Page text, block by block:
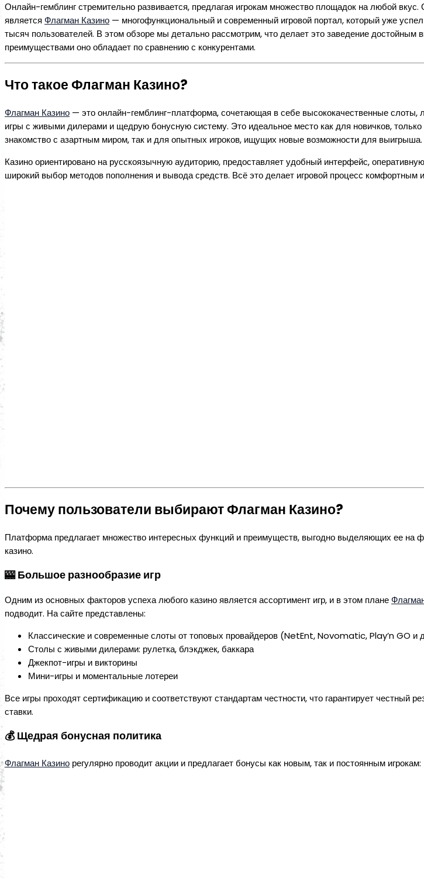
Онлайн-гемблинг стремительно развивается, предлагая игрокам множество площадок на любой вкус.
является Флагман Казино — многофункциональный и современный игровой портал, который уже успел
тысяч пользователей. В этом обзоре мы детально рассмотрим, что делает это заведение достойным
преимуществами оно обладает по сравнению с конкурентами.
Что такое Флагман Казино?
Флагман Казино — это онлайн-гемблинг-платформа, сочетающая в себе высококачественные слоты,
игры с живыми дилерами и щедрую бонусную систему. Это идеальное место как для новичков,
знакомство с азартным миром, так и для опытных игроков, ищущих новые возможности для выигрыша.
Казино ориентировано на русскоязычную аудиторию, предоставляет удобный интерфейс,
широкий выбор методов пополнения и вывода средств. Всё это делает игровой процесс комфортным
Почему пользователи выбирают Флагман Казино?
Платформа предлагает множество интересных функций и преимуществ, выгодно выделяющих ее на
казино.
🎰 Большое разнообразие игр
Одним из основных факторов успеха любого казино является ассортимент игр, и в этом плане
подводит. На сайте представлены:
Классические и современные слоты от топовых провайдеров (NetEnt, Novomatic, Play’n GO и
Столы с живыми дилерами: рулетка, блэкджек, баккара
Джекпот-игры и викторины
Мини-игры и моментальные лотереи
Все игры проходят сертификацию и соответствуют стандартам честности, что гарантирует честный
ставки.
💰 Щедрая бонусная политика
Флагман Казино регулярно проводит акции и предлагает бонусы как новым, так и постоянным игрокам: